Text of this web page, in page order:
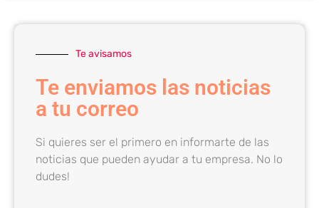
Te avisamos
Te enviamos las noticias
a tu correo
Si quieres ser el primero en informarte de las
noticias que pueden ayudar a tu empresa. No lo
dudes!